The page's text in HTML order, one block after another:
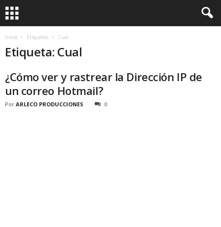
Inicio Etiquetas Cual
Etiqueta: Cual
¿Cómo ver y rastrear la Dirección IP de
un correo Hotmail?
Por ARLECO PRODUCCIONES 0